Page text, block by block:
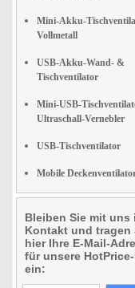
Mini-Akku-
Vollmetall
USB-Akku-Wand- &
Tischventilator
Mini-USB-
Ultraschall-Vernebler
USB-Tischventilator
Mobile
Bleiben Sie mit uns
Kontakt und tragen
hier Ihre E-Mail-
für unsere
ein: